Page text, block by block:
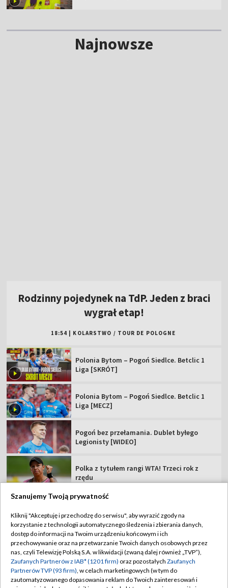
Najnowsze
Rodzinny pojedynek na TdP. Jeden z braci
wygrał etap!
18:54 KOLARSTWO / TOUR DE POLOGNE
Polonia Bytom – Pogoń Siedlce. Betclic 1
Liga [SKRÓT]
Polonia Bytom – Pogoń Siedlce. Betclic 1
Liga [MECZ]
Pogoń bez przełamania. Dublet byłego
Legionisty [WIDEO]
Polka z tytułem rangi WTA! Trzeci rok z
rzędu
TdP
Rewanż Świątek za Roland Garros. "Jestem
ciekawa, co Iga zmieni"
Szanujemy Twoją prywatność
Kliknij "Akceptuję i przechodzę do serwisu", aby wyrazić zgody na
korzystanie z technologii automatycznego śledzenia i zbierania danych,
dostęp do informacji na Twoim urządzeniu końcowym i ich
przechowywanie oraz na przetwarzanie Twoich danych osobowych przez
nas, czyli Telewizję Polską S.A. w likwidacji (zwaną dalej również „TVP”),
Zaufanych Partnerów z IAB* (1201 firm) oraz pozostałych Zaufanych
Partnerów TVP (93 firm), w celach marketingowych (w tym do
zautomatyzowanego dopasowania reklam do Twoich zainteresowań i